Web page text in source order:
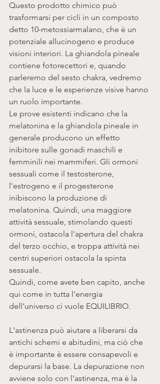
Questo prodotto chimico può
trasformarsi per cicli in un composto
detto 10-metossiarmalano, che è un
potenziale allucinogeno e produce
visioni interiori. La ghiandola pineale
contiene fotorecettori e, quando
parleremo del sesto chakra, vedremo
che la luce e le esperienze visive hanno
un ruolo importante.
Le prove esistenti indicano che la
melatonina e la ghiandola pineale in
generale producono un effetto
inibitore sulle gonadi maschili e
femminili nei mammiferi. Gli ormoni
sessuali come il testosterone,
l'estrogeno e il progesterone
inibiscono la produzione di
melatonina. Quindi, una maggiore
attività sessuale, stimolando questi
ormoni, ostacola l'apertura del chakra
del terzo occhio, e troppa attività nei
centri superiori ostacola la spinta
sessuale.
Quindi, come avete ben capito, anche
qui come in tutta l'energia
dell'universo ci vuole EQUILIBRIO.
L'astinenza può aiutare a liberarsi da
antichi schemi e abitudini, ma ciò che
è importante è essere consapevoli e
depurarsi la base. La depurazione non
avviene solo con l'astinenza, ma è la